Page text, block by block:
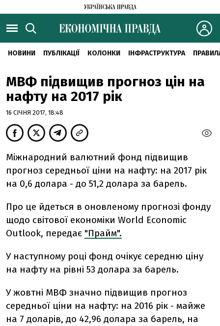
НОВИНИ ПУБЛІКАЦІЇ КОЛОНКИ ІНФРАСТРУКТУРА
МВФ підвищив прогноз цін на
нафту на 2017 рік
16 СІЧНЯ 2017, 18:48
Міжнародний валютний фонд підвищив
прогноз середньої ціни на нафту: на 2017 рік
на 0,6 долара - до 51,2 долара за барель.
Про це йдеться в оновленому прогнозі фонду
щодо світової економіки World Economic
Outlook, передає "Прайм".
У наступному році фонд очікує середню ціну
на нафту на рівні 53 долара за барель.
У жовтні МВФ значно підвищив прогноз
середньої ціни на нафту: на 2016 рік - майже
на 7 доларів, до 42,96 долара за барель, на